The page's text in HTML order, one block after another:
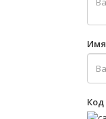
Имя
Код